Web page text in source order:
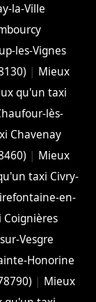
la-Ville
les-Vignes
| Mieux
qu'un taxi
lès-
Chavenay
| Mieux
taxi Civry-
en-
Vesgre
Honorine
| Mieux